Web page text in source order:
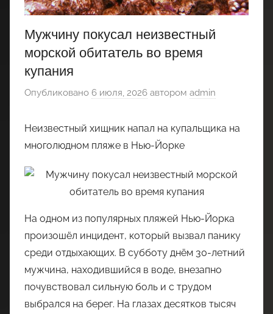
Мужчину покусал неизвестный
морской обитатель во время
купания
Опубликовано 6 июля, 2026 автором admin
Неизвестный хищник напал на купальщика на
многолюдном пляже в Нью-Йорке
На одном из популярных пляжей Нью-Йорка
произошёл инцидент, который вызвал панику
среди отдыхающих. В субботу днём 30-летний
мужчина, находившийся в воде, внезапно
почувствовал сильную боль и с трудом
выбрался на берег. На глазах десятков тысяч